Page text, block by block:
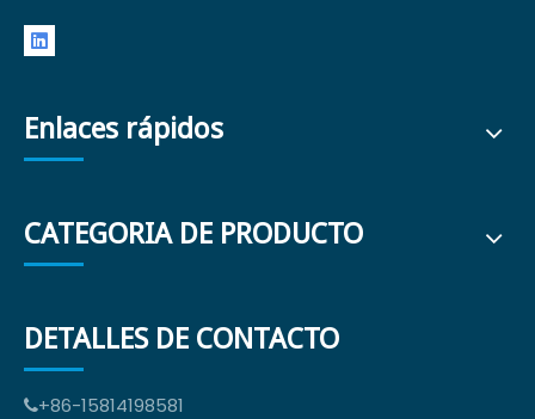
Enlaces rápidos
CATEGORIA DE PRODUCTO
DETALLES DE CONTACTO
+86-15814198581